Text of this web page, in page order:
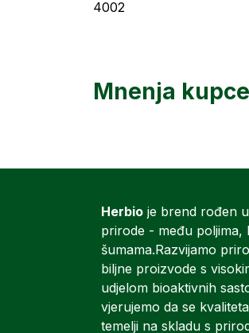
4002
Mnenja
Herbio je brend rođen
prirode - među poljima,
šumama.Razvijamo
biljne proizvode s
udjelom bioaktivnih
vjerujemo da se
temelji na skladu s